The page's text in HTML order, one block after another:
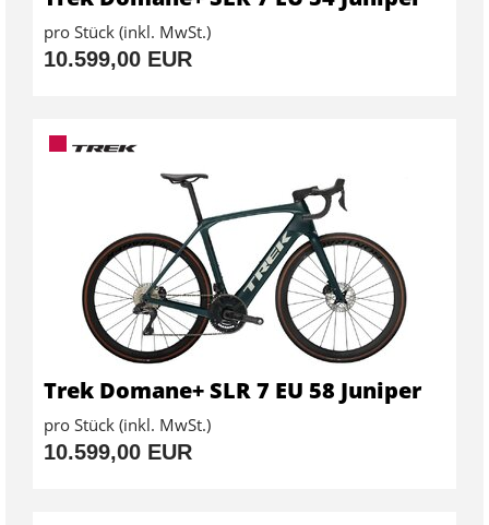
pro Stück (inkl. MwSt.)
10.599,00 EUR
Trek Domane+ SLR 7 EU 58 Juniper
pro Stück (inkl. MwSt.)
10.599,00 EUR